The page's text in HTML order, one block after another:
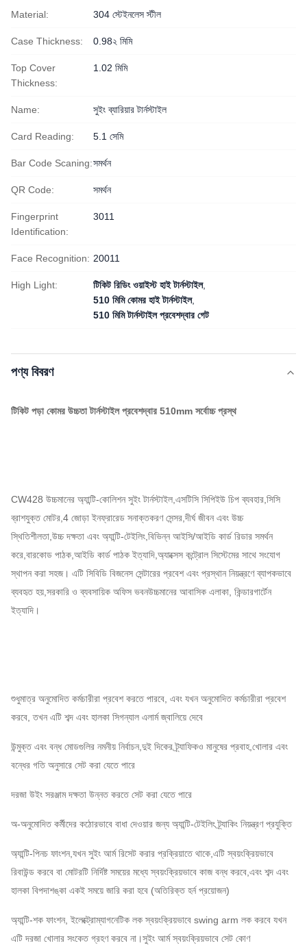
Material: 304 স্টেইনলেস স্টীল
Case Thickness: 0.98২ মিমি
Top Cover
Thickness:
1.02 মিমি
Name: সুইং ব্যারিয়ার টার্নস্টাইল
Card Reading: 5.1 সেমি
Bar Code Scaning:সমর্থন
QR Code: সমর্থন
Fingerprint
Identification:
3011
Face Recognition: 20011
High Light: টিকিট রিডিং ওয়াইস্ট হাই টার্নস্টাইল,
510 মিমি কোমর হাই টার্নস্টাইল,
510 মিমি টার্নস্টাইল প্রবেশদ্বার গেট
পণ্য বিবরণ
টিকিট পড়া কোমর উচ্চতা টার্নস্টাইল প্রবেশদ্বার 510mm সর্বোচ্চ প্রস্থ
CW428 উচ্চমানের অ্যান্টি-কোলিশন সুইং টার্নস্টাইল,এসটিসি সিপিইউ চিপ ব্যবহার,সিসি
ব্রাশযুক্ত মোটর,4 জোড়া ইনফ্রারেড সনাক্তকরণ সেন্সর,দীর্ঘ জীবন এবং উচ্চ
স্থিতিশীলতা,উচ্চ দক্ষতা এবং অ্যান্টি-টেইলিং,বিভিন্ন আইসি/আইডি কার্ড রিডার সমর্থন
করে,বারকোড পাঠক,আইডি কার্ড পাঠক ইত্যাদি,অ্যাক্সেস কন্ট্রোল সিস্টেমের সাথে সংযোগ
স্থাপন করা সহজ। এটি সিবিডি বিজনেস সেন্টারের প্রবেশ এবং প্রস্থান নিয়ন্ত্রণে ব্যাপকভাবে
ব্যবহৃত হয়,সরকারি ও ব্যবসায়িক অফিস ভবনউচ্চমানের আবাসিক এলাকা, কিন্ডারগার্টেন
ইত্যাদি।
শুধুমাত্র অনুমোদিত কর্মচারীরা প্রবেশ করতে পারবে, এবং যখন অনুমোদিত কর্মচারীরা প্রবেশ
করবে, তখন এটি শব্দ এবং হালকা সিগন্যাল এলার্ম জ্বালিয়ে দেবে
উন্মুক্ত এবং বন্ধ মোডগুলির নমনীয় নির্বাচন,দুই দিকের ট্র্যাফিকও মানুষের প্রবাহ,খোলার এবং
বন্ধের গতি অনুসারে সেট করা যেতে পারে
দরজা উইং সরঞ্জাম দক্ষতা উন্নত করতে সেট করা যেতে পারে
অ-অনুমোদিত কর্মীদের কঠোরভাবে বাধা দেওয়ার জন্য অ্যান্টি-টেইলিং ট্র্যাকিং নিয়ন্ত্রণ প্রযুক্তি
অ্যান্টি-পিনচ ফাংশন,যখন সুইং আর্ম রিসেট করার প্রক্রিয়াতে থাকে,এটি স্বয়ংক্রিয়ভাবে
রিবাউন্ড করবে বা মোটরটি নির্দিষ্ট সময়ের মধ্যে স্বয়ংক্রিয়ভাবে কাজ বন্ধ করবে,এবং শব্দ এবং
হালকা বিপদাশঙ্কা একই সময়ে জারি করা হবে (অতিরিক্ত হর্ন প্রয়োজন)
অ্যান্টি-শক ফাংশন, ইলেক্ট্রোম্যাগনেটিক লক স্বয়ংক্রিয়ভাবে swing arm লক করবে যখন
এটি দরজা খোলার সংকেত গ্রহণ করবে না।সুইং আর্ম স্বয়ংক্রিয়ভাবে সেট কোণ